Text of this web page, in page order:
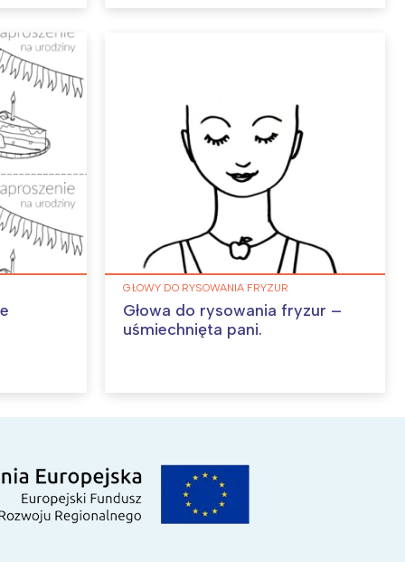
GŁOWY DO RYSOWANIA FRYZUR
Głowa do rysowania fryzur –
uśmiechnięta pani.